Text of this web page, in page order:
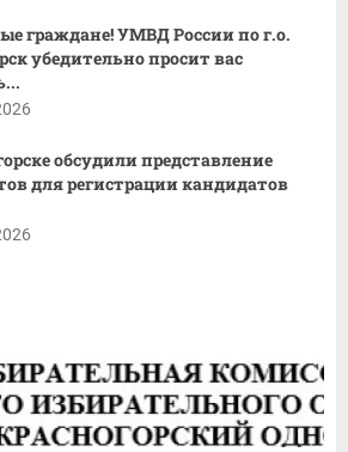
граждане! ​УМВД России по г.о.
убедительно просит вас
обсудили представление
для регистрации кандидатов